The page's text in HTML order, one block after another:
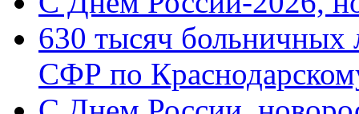
630 тысяч больничных
СФР по